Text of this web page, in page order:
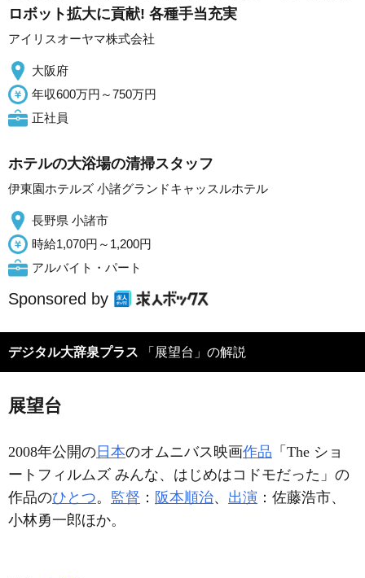
ロボット拡大に貢献! 各種手当充実
アイリスオーヤマ株式会社
大阪府
年収600万円～750万円
正社員
ホテルの大浴場の清掃スタッフ
伊東園ホテルズ 小諸グランドキャッスルホテル
長野県 小諸市
時給1,070円～1,200円
アルバイト・パート
Sponsored by
デジタル大辞泉プラス 「展望台」の解説
展望台
2008年公開の 日本のオムニバス映画作品 「The ショ
ートフィルムズ みんな、はじめはコドモだった」の
作品のひとつ。 監督 ： 阪本順治、 出演 ：佐藤浩市、
小林勇一郎ほか。